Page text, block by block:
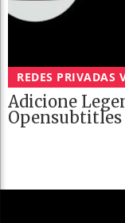
REDES PRIVADAS
Adicione
Opensubtitles